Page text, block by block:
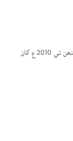
سنڌسلامت ڪتاب گهر ھڪ آن لائين لائبريري آھي، جنھن تي 2010ع کان